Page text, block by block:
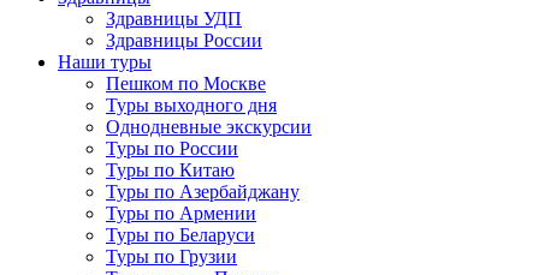
Здравницы УДП
Здравницы России
Наши туры
Пешком по Москве
Туры выходного дня
Однодневные экскурсии
Туры по России
Туры по Китаю
Туры по Азербайджану
Туры по Армении
Туры по Беларуси
Туры по Грузии